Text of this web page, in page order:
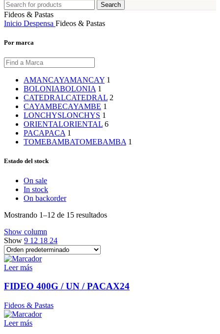
Search
Fideos & Pastas
Inicio Despensa Fideos & Pastas
Por marca
AMANCAYAMANCAY 1
BOLONIABOLONIA 1
CATEDRALCATEDRAL 2
CAYAMBECAYAMBE 1
LONCHYSLONCHYS 1
ORIENTALORIENTAL 6
PACAPACA 1
TOMEBAMBATOMEBAMBA 1
Estado del stock
On sale
In stock
On backorder
Mostrando 1–12 de 15 resultados
Show column
Show 9 12 18 24
Leer más
FIDEO 400G / UN / PACAX24
Fideos & Pastas
Leer más